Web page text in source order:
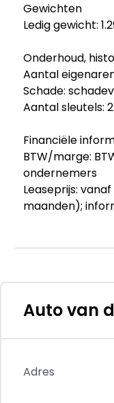
Gewichten
Ledig gewicht:
Onderhoud,
Aantal
Schade:
Aantal sleutels:
Financiële
BTW/marge:
ondernemers
Leaseprijs:
maanden);
BOVAG 40-
Beschikbare
- Afleverpakket
"Afleverpakket
minimaal 10
Auto van
Adres